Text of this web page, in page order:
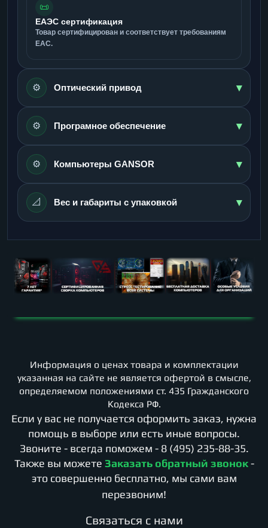
📜
ЕАЭС сертификация
Товар сертифицирован и соответствует требованиям
ЕАС.
⚙️ Оптический привод ▾
⚙️ Програмное обеспечение ▾
⚙️ Компьютеры GANSOR ▾
📐 Вес и габариты с упаковкой ▾
Информация о ценах товара и комплектации
указанная на сайте не является офертой в смысле,
определяемом положениями ст. 435 Гражданского
Кодекса РФ.
Если у вас не получается оформить заказ, нужна
помощь в выборе или есть иные вопросы.
Звоните - всегда поможем - 8 (495) 235-88-35.
Также вы можете Заказать обратный звонок -
это совершенно бесплатно, мы сами вам
перезвоним!
Cвязаться с нами